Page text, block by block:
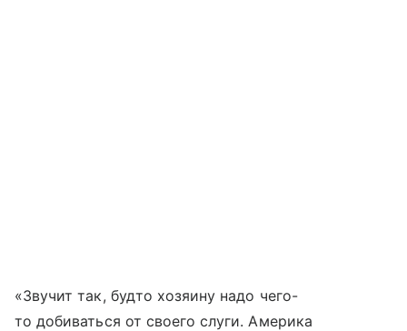
«Звучит так, будто хозяину надо чего-
то добиваться от своего слуги. Америка